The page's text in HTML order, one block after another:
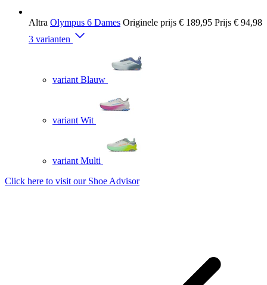
Altra Olympus 6 Dames Originele prijs € 189,95 Prijs € 94,98
3 varianten
variant Blauw
variant Wit
variant Multi
Click here to visit our Shoe Advisor